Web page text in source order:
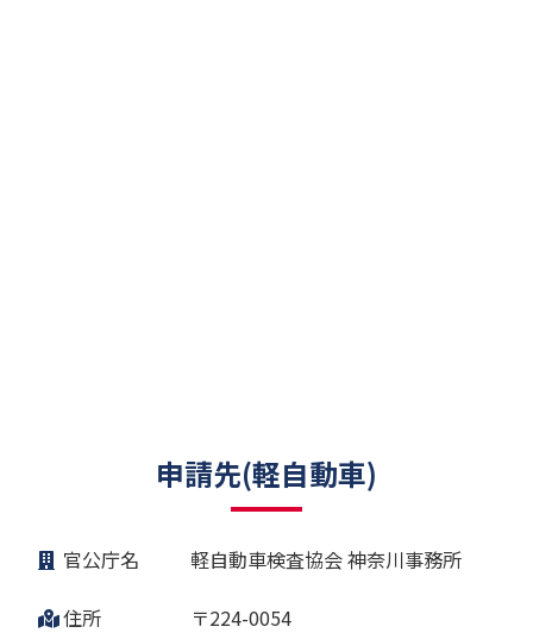
申請先(軽自動車)
官公庁名 軽自動車検査協会 神奈川事務所
住所
〒224-0054